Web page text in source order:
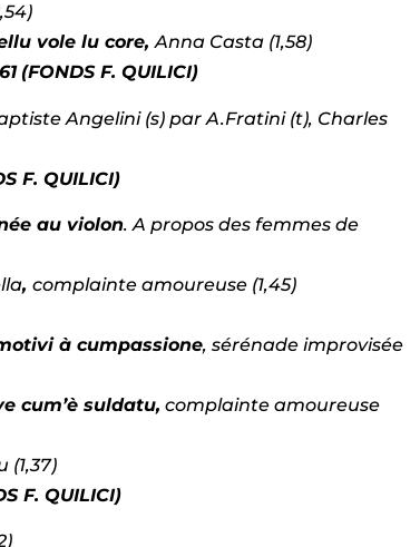
vole lu core,Anna Casta (1,58)
(FONDS F. QUILICI)
Angelini (s) par A.Fratini (t), Charles
F. QUILICI)
au violon. A propos des femmes de
,complainte amoureuse (1,45)
à cumpassione, sérénade improvisée
cum’è suldatu, complainte amoureuse
(1,37)
F. QUILICI)